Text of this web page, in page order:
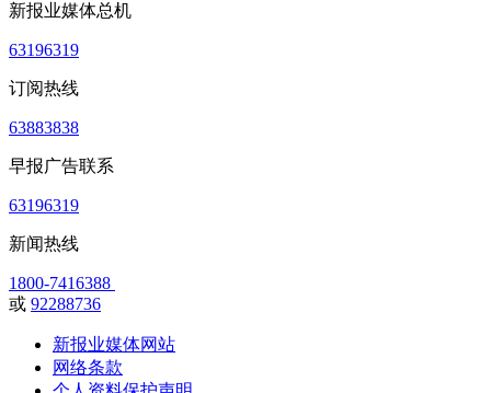
新报业媒体总机
63196319
订阅热线
63883838
早报广告联系
63196319
新闻热线
1800-7416388
或 92288736
新报业媒体网站
网络条款